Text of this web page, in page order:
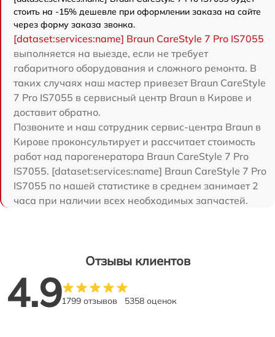
стоить на -15% дешевле при оформлении заказа на сайте
через форму заказа звонка.
[dataset:services:name] Braun CareStyle 7 Pro IS7055
выполняется на выезде, если не требует
габаритного оборудования и сложного ремонта. В
таких случаях наш мастер привезет Braun CareStyle
7 Pro IS7055 в сервисный центр Braun в Кирове и
доставит обратно.
Позвоните и наш сотрудник сервис-центра Braun в
Кирове проконсультирует и рассчитает стоимость
работ над парогенератора Braun CareStyle 7 Pro
IS7055. [dataset:services:name] Braun CareStyle 7 Pro
IS7055 по нашей статистике в среднем занимает 2
часа при наличии всех необходимых запчастей.
Отзывы клиентов
4.91799 отзывов 5358 оценок